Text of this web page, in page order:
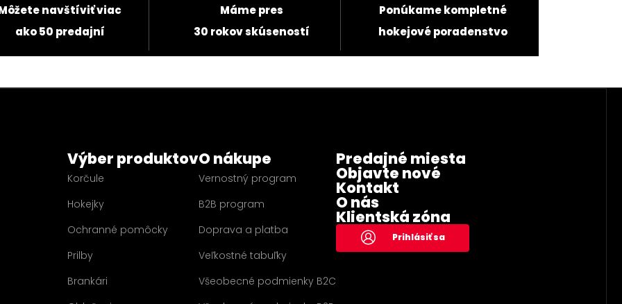
navštíviť viac
ako 50 predajní
Máme pres
30 rokov skúseností
Ponúkame kompletné
hokejové poradenstvo
Výber produktov
Korčule
Hokejky
Ochranné pomôcky
Prilby
Brankári
O nákupe
Vernostný program
B2B program
Doprava a platba
Veľkostné tabuľky
Všeobecné podmienky B2C
Predajné miesta
Objavte nové
Kontakt
O nás
Klientská zóna
Prihlásiť sa